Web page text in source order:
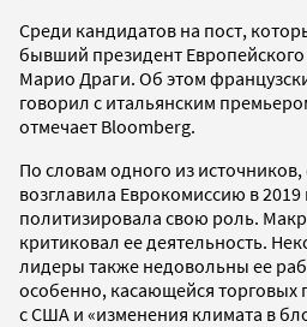
Среди кандидатов на пост,
бывший президент
Марио Драги. Об этом
говорил с итальянским
отмечает Bloomberg.
По словам одного из
возглавила Еврокомиссию в 2019
политизировала свою роль.
критиковал ее деятельность.
лидеры также недовольны ее
особенно, касающейся торговых
с США и «изменения климата в